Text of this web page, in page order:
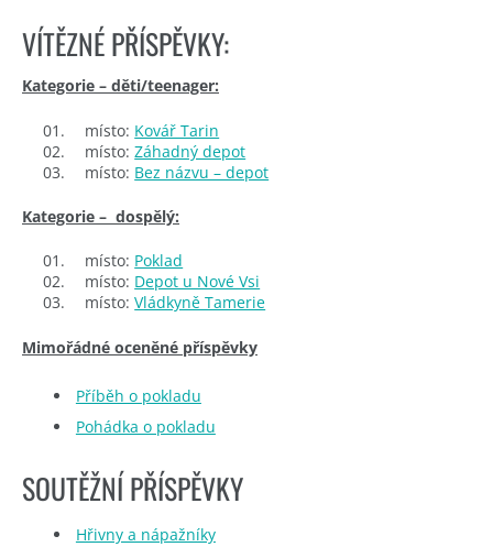
VÍTĚZNÉ PŘÍSPĚVKY:
Kategorie – děti/teenager:
místo: Kovář Tarin
místo:Záhadný depot
místo: Bez názvu – depot
Kategorie – dospělý:
místo: Poklad
místo: Depot u Nové Vsi
místo:Vládkyně Tamerie
Mimořádné oceněné příspěvky
Příběh o pokladu
Pohádka o pokladu
SOUTĚŽNÍ PŘÍSPĚVKY
Hřivny a nápažníky